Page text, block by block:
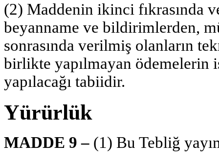
(2) Maddenin ikinci fıkrasında
beyanname ve bildirimlerden,
sonrasında verilmiş olanların
birlikte yapılmayan ödemelerin
yapılacağı tabiidir.
Yürürlük
MADDE 9 – (1) Bu Tebliğ